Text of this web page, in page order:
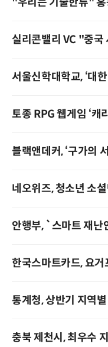
실리콘밸리 VC "중
서울신학대학교, ‘대
토종 RPG 웹게임 ‘캐
블랙앤데커, ‘구가의
네오위즈, 청소년 소
안행부, `스마트 재난
한국스마트카드, 요거
통계청, 상반기 지역
충북 제천시, 최우수